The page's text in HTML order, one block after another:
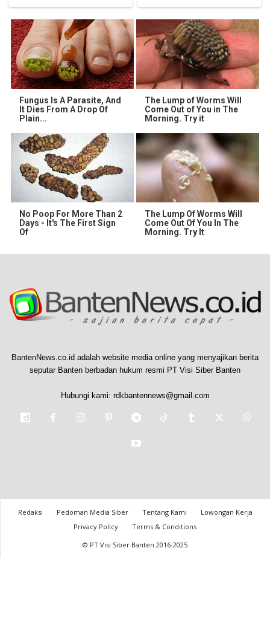
Fungus Is A Parasite, And
It Dies From A Drop Of
Plain...
The Lump of Worms Will
Come Out of You in The
Morning. Try it
No Poop For More Than 2
Days - It's The First Sign
Of
The Lump Of Worms Will
Come Out Of You In The
Morning. Try It
BantenNews.co.id adalah website media online yang menyajikan berita
seputar Banten berbadan hukum resmi PT Visi Siber Banten
Hubungi kami: rdkbantennews@gmail.com
Redaksi Pedoman Media Siber Tentang Kami
Lowongan Kerja
Privacy Policy
Terms & Conditions
© PT Visi Siber Banten 2016-2025